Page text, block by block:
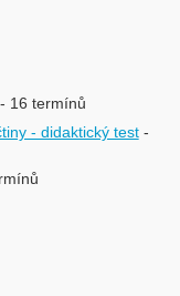
- 16 termínů
- didaktický test -